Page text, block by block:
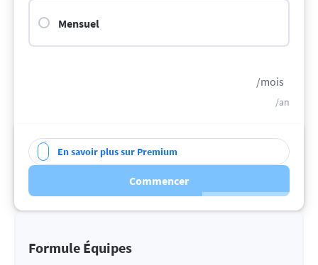
Mensuel
/mois
/an
En savoir plus sur Premium
Commencer
Formule Équipes